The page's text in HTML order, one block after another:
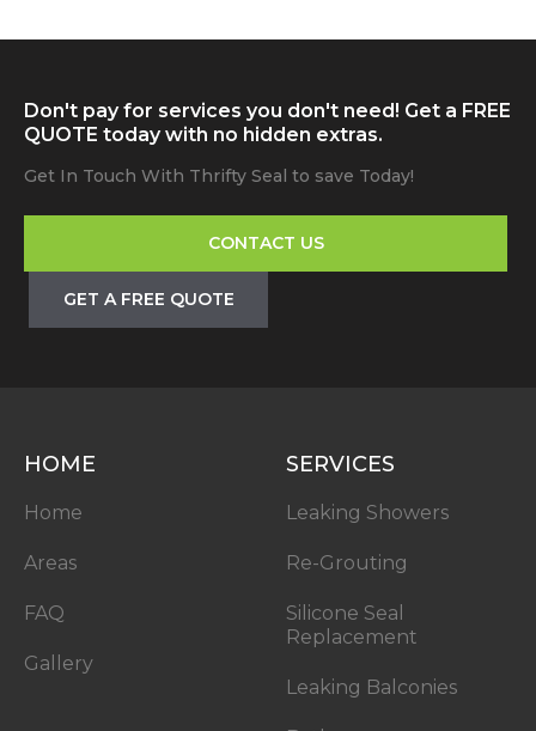
Don't pay for services you don't need! Get a FREE
QUOTE today with no hidden extras.
Get In Touch With Thrifty Seal to save Today!
CONTACT US
GET A FREE QUOTE
HOME
Home
Areas
FAQ
Gallery
SERVICES
Leaking Showers
Re-Grouting
Silicone Seal
Replacement
Leaking Balconies